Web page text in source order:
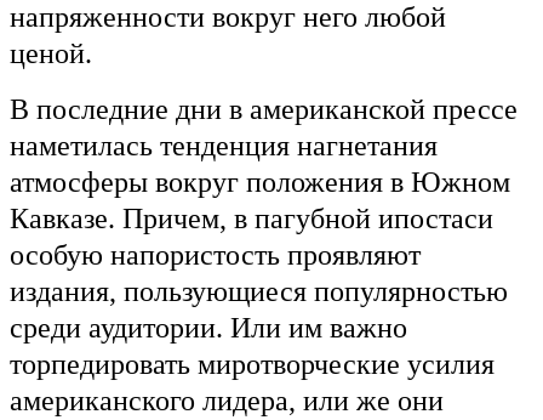
напряженности вокруг него любой
ценой.
В последние дни в американской прессе
наметилась тенденция нагнетания
атмосферы вокруг положения в Южном
Кавказе. Причем, в пагубной ипостаси
особую напористость проявляют
издания, пользующиеся популярностью
среди аудитории. Или им важно
торпедировать миротворческие усилия
американского лидера, или же они